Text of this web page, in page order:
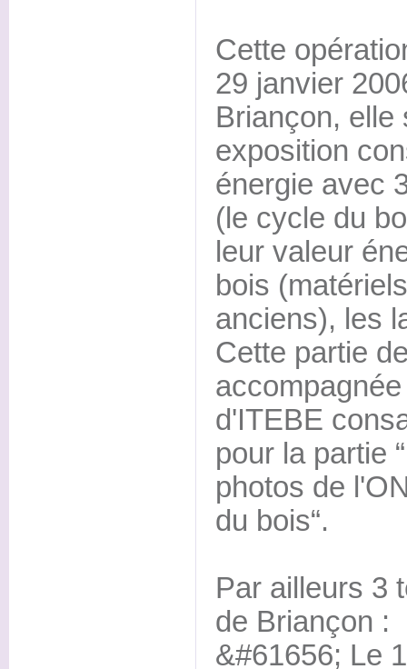
Cette
29 janvier
Briançon, elle
exposition
énergie avec
(le cycle du
leur valeur
bois
anciens), les
Cette partie
d'ITEBE
pour la partie
photos de
du bois“.
Par ailleurs 3
de Briançon :
&#61656; Le